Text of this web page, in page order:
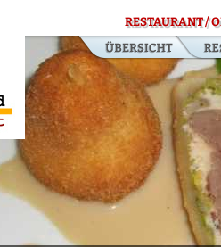
RESTAURANT /